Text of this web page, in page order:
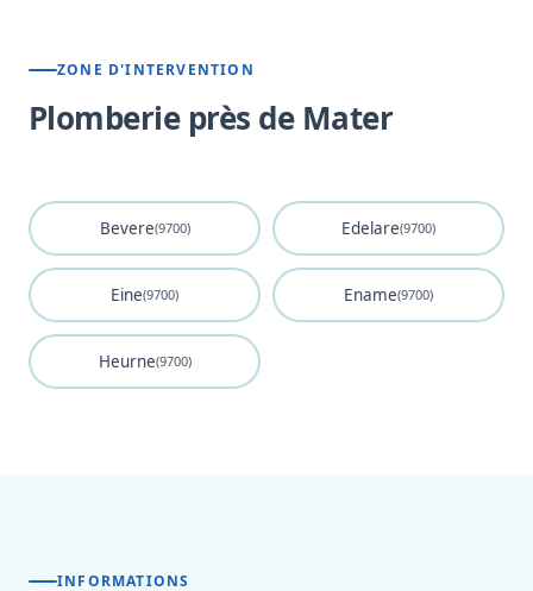
ZONE D'INTERVENTION
Plomberie près de Mater
Bevere(9700) Edelare(9700)
Eine(9700) Ename(9700)
Heurne(9700)
INFORMATIONS